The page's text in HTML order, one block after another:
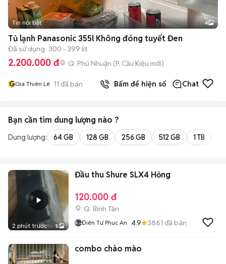
Tin nổi bật 4
Tủ lạnh Panasonic 355l Không đóng tuyết Đen
Đã sử dụng 300 - 399 lít
2.200.000 đ Q. Phú Nhuận (P. Cầu Kiệu mới)
GGia Thiên Lê 11 đã bán Bấm để hiện số Chat
Bạn cần tìm dung lượng nào ?
Dung lượng: 64 GB 128 GB 256 GB 512 GB 1 TB
2 phút trước 5
Đầu thu Shure SLX4 Hỏng
120.000 đ
Q. Bình Tân
Điên Tư Phuc An 4.9 3861 đã bán
combo chào mào